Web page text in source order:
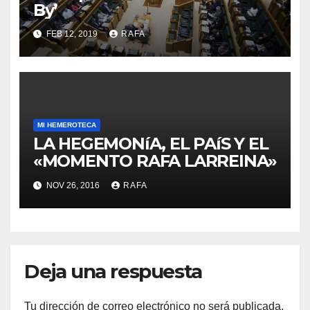
By’
FEB 12, 2019 RAFA
MI HEMEROTECA
LA HEGEMONíA, EL PAíS Y EL
«MOMENTO RAFA LARREINA»
NOV 26, 2016 RAFA
Deja una respuesta
Tu dirección de correo electrónico no será publicada.